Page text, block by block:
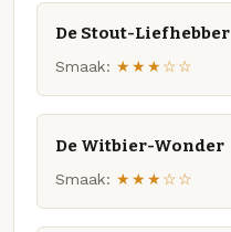
De Stout-Liefhebber
Smaak: ★★★☆☆
De Witbier-Wonder
Smaak: ★★★☆☆